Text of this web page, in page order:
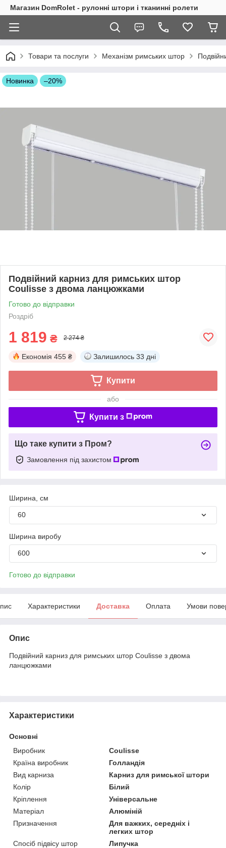
Магазин DomRolet - рулонні штори і тканинні ролети
Товари та послуги Механізм римських штор
Новинка –20%
Подвійний карниз для римських штор
Coulisse з двома ланцюжками
Готово до відправки
Роздріб
1 819 ₴ 2 274 ₴
Економія 455 ₴ Залишилось 33 дні
Купити
або
Купити з
Що таке купити з Пром?
Замовлення під захистом
Ширина, см
60
Ширина виробу
600
Готово до відправки
Характеристики Доставка Оплата Умови
Опис
Подвійний карниз для римських штор Coulisse з двома
ланцюжками
Характеристики
Основні
Виробник
Coulisse
Країна виробник
Голландія
Вид карниза
Карниз для римської штори
Колір
Білий
Кріплення
Універсальне
Матеріал
Алюміній
Призначення
Для важких, середніх і
легких штор
Спосіб підвісу штор
Липучка